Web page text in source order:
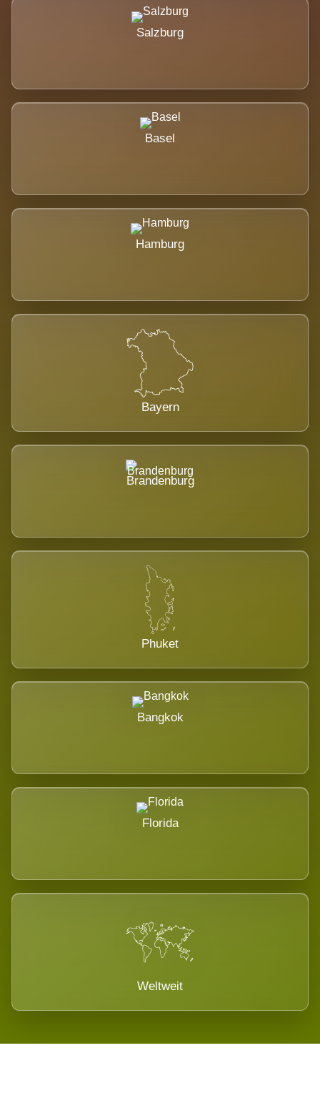
Salzburg
Basel
Hamburg
Bayern
Brandenburg
Phuket
Bangkok
Florida
Weltweit